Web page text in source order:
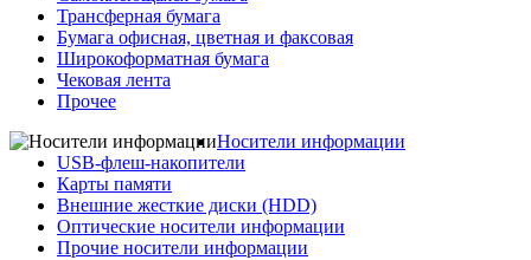
Трансферная бумага
Бумага офисная, цветная и факсовая
Широкоформатная бумага
Чековая лента
Прочее
Носители информации
USB-флеш-накопители
Карты памяти
Внешние жесткие диски (HDD)
Оптические носители информации
Прочие носители информации